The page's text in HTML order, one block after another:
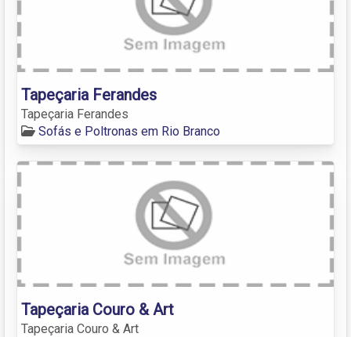
Tapeçaria Ferandes
Tapeçaria Ferandes
Sofás e Poltronas em Rio Branco
Tapeçaria Couro & Art
Tapeçaria Couro & Art